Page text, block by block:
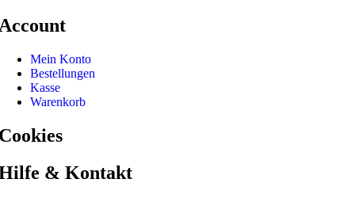
Mein Konto
Bestellungen
Kasse
Warenkorb
& Kontakt